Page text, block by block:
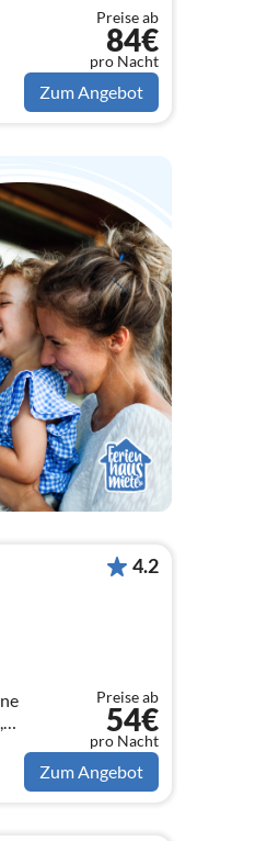
Preise ab
84€
pro Nacht
Zum Angebot
4.2
Preise ab
54€
pro Nacht
Zum Angebot